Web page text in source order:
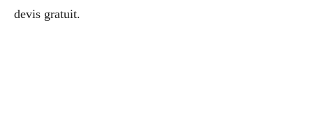
devis gratuit.